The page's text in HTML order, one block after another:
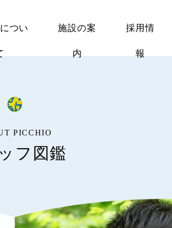
つい 施設の案
内
採用情
報
PICCHIO
フ図鑑